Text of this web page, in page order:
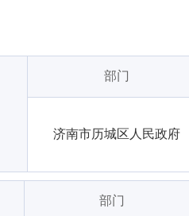
部门
济南市历城区人民政府
部门